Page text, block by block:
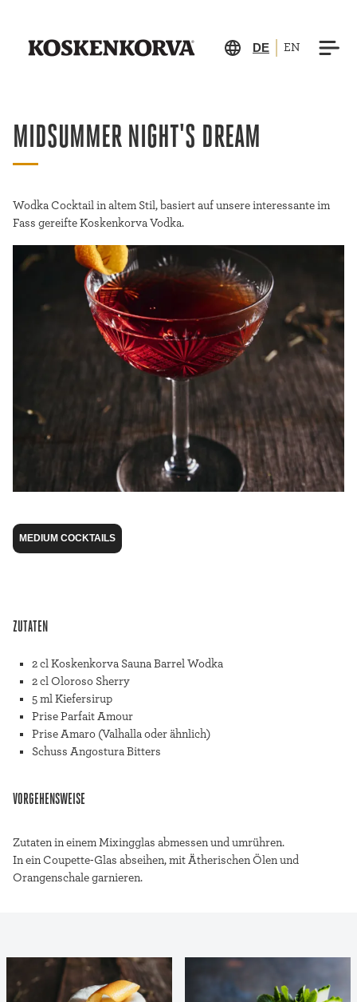
DE EN
MIDSUMMER NIGHT'S DREAM
Wodka Cocktail in altem Stil, basiert auf unsere interessante im
Fass gereifte Koskenkorva Vodka.
MEDIUM COCKTAILS
ZUTATEN
2 cl Koskenkorva Sauna Barrel Wodka
2 cl Oloroso Sherry
5 ml Kiefersirup
Prise Parfait Amour
Prise Amaro (Valhalla oder ähnlich)
Schuss Angostura Bitters
VORGEHENSWEISE
Zutaten in einem Mixingglas abmessen und umrühren.
In ein Coupette-Glas abseihen, mit Ätherischen Ölen und
Orangenschale garnieren.